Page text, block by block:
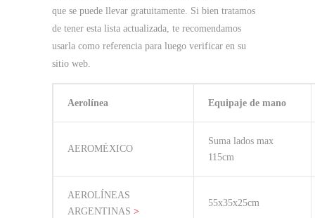
que se puede llevar gratuitamente. Si bien tratamos
de tener esta lista actualizada, te recomendamos
usarla como referencia para luego verificar en su
sitio web.
Aerolínea Equipaje de mano
AEROMÉXICO
Suma lados max
115cm
AEROLÍNEAS
ARGENTINAS >
55x35x25cm